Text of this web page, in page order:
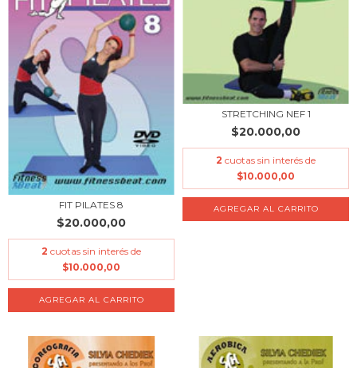
FIT PILATES 8
$20.000,00
2 cuotas sin interés de
$10.000,00
STRETCHING NEF 1
$20.000,00
2 cuotas sin interés de
$10.000,00